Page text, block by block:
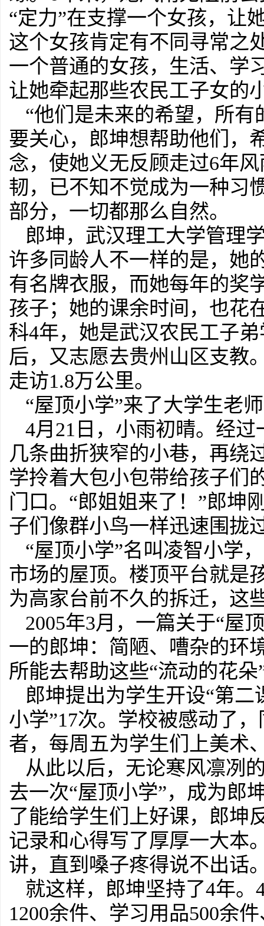
“定力”在支撑一个女孩，让
这个女孩肯定有不同寻常之
一个普通的女孩，生活、学
让她牵起那些农民工子女的
“他们是未来的希望，所
要关心，郎坤想帮助他们，
念，使她义无反顾走过6年
韧，已不知不觉成为一种习
部分，一切都那么自然。
郎坤，武汉理工大学管理
许多同龄人不一样的是，她
有名牌衣服，而她每年的奖
孩子；她的课余时间，也花
科4年，她是武汉农民工子
后，又志愿去贵州山区支教
走访1.8万公里。
“屋顶小学”来了大学生老师
4月21日，小雨初晴。经
几条曲折狭窄的小巷，再绕
学拎着大包小包带给孩子们
门口。“郎姐姐来了！”郎坤
子们像群小鸟一样迅速围拢
“屋顶小学”名叫凌智小学
市场的屋顶。楼顶平台就是
为高家台前不久的拆迁，这
2005年3月，一篇关于“屋
一的郎坤：简陋、嘈杂的
所能去帮助这些“流动的花朵
郎坤提出为学生开设“第
小学”17次。学校被感动了
者，每周五为学生们上美术
从此以后，无论寒风凛冽
去一次“屋顶小学”，成为郎
了能给学生们上好课，郎坤
记录和心得写了厚厚一大本
讲，直到嗓子疼得说不出话
就这样，郎坤坚持了4年
1200余件、学习用品500余